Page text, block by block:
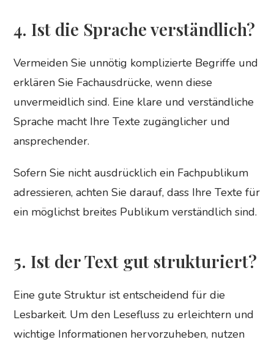
4. Ist die Sprache verständlich?
Vermeiden Sie unnötig komplizierte Begriffe und
erklären Sie Fachausdrücke, wenn diese
unvermeidlich sind. Eine klare und verständliche
Sprache macht Ihre Texte zugänglicher und
ansprechender.
Sofern Sie nicht ausdrücklich ein Fachpublikum
adressieren, achten Sie darauf, dass Ihre Texte für
ein möglichst breites Publikum verständlich sind.
5. Ist der Text gut strukturiert?
Eine gute Struktur ist entscheidend für die
Lesbarkeit. Um den Lesefluss zu erleichtern und
wichtige Informationen hervorzuheben, nutzen